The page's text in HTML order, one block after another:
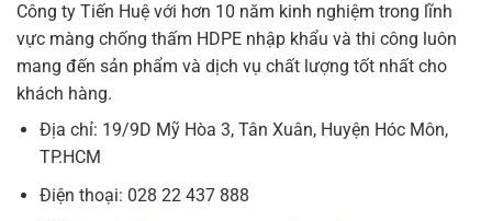
Công ty Tiến Huệ với hơn 10 năm kinh nghiệm trong lĩnh
vực màng chống thấm HDPE nhập khẩu và thi công luôn
mang đến sản phẩm và dịch vụ chất lượng tốt nhất cho
khách hàng.
Địa chỉ: 19/9D Mỹ Hòa 3, Tân Xuân, Huyện Hóc Môn,
TP.HCM
Điện thoại: 028 22 437 888